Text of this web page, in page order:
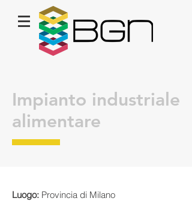
Impianto industriale
alimentare
Luogo: Provincia di Milano